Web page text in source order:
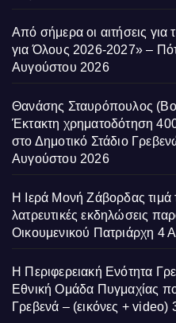
Από σήμερα οι αιτήσεις
για Όλους 2026-2027» –
Αυγούστου 2026
Θανάσης Σταυρόπουλος
Έκτακτη χρηματοδότηση
στο Δημοτικό Στάδιο
Αυγούστου 2026
Η Ιερά Μονή Ζάβορδας τιμά
λατρευτικές εκδηλώσεις
Οικουμενικού Πατριάρχη 4
Η Περιφερειακή Ενότητα
Εθνική Ομάδα Πυγμαχίας
Γρεβενά – (εικόνες + video)